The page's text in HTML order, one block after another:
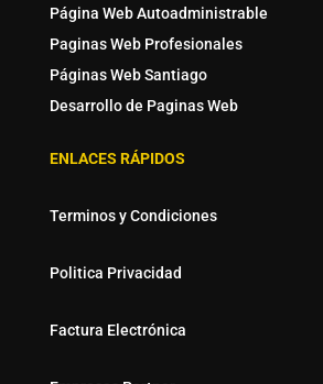
Página Web Autoadministrable
Paginas Web Profesionales
Páginas Web Santiago
Desarrollo de Paginas Web
ENLACES RÁPIDOS
Terminos y Condiciones
Politica Privacidad
Factura Electrónica